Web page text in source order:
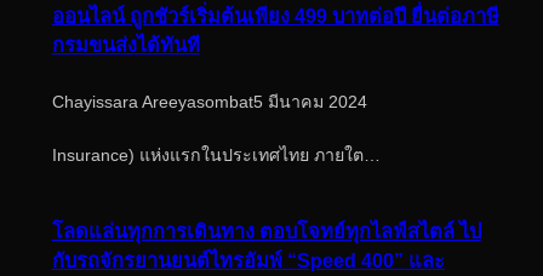
ออนไลน์ ถูกชัวร์เริ่มต้นเพียง 499 บาทต่อปี ยื่นต่อภาษี
กรมขนส่งได้ทันที
Chayissara Areeyasombat5 มีนาคม 2024
Insurance) แห่งแรกในประเทศไทย ภายใต…
โลดแล่นทุกการเดินทาง ตอบโจทย์ทุกไลฟ์สไตล์ ไป
กับรถจักรยานยนต์ไทรอัมพ์ “Speed 400” และ